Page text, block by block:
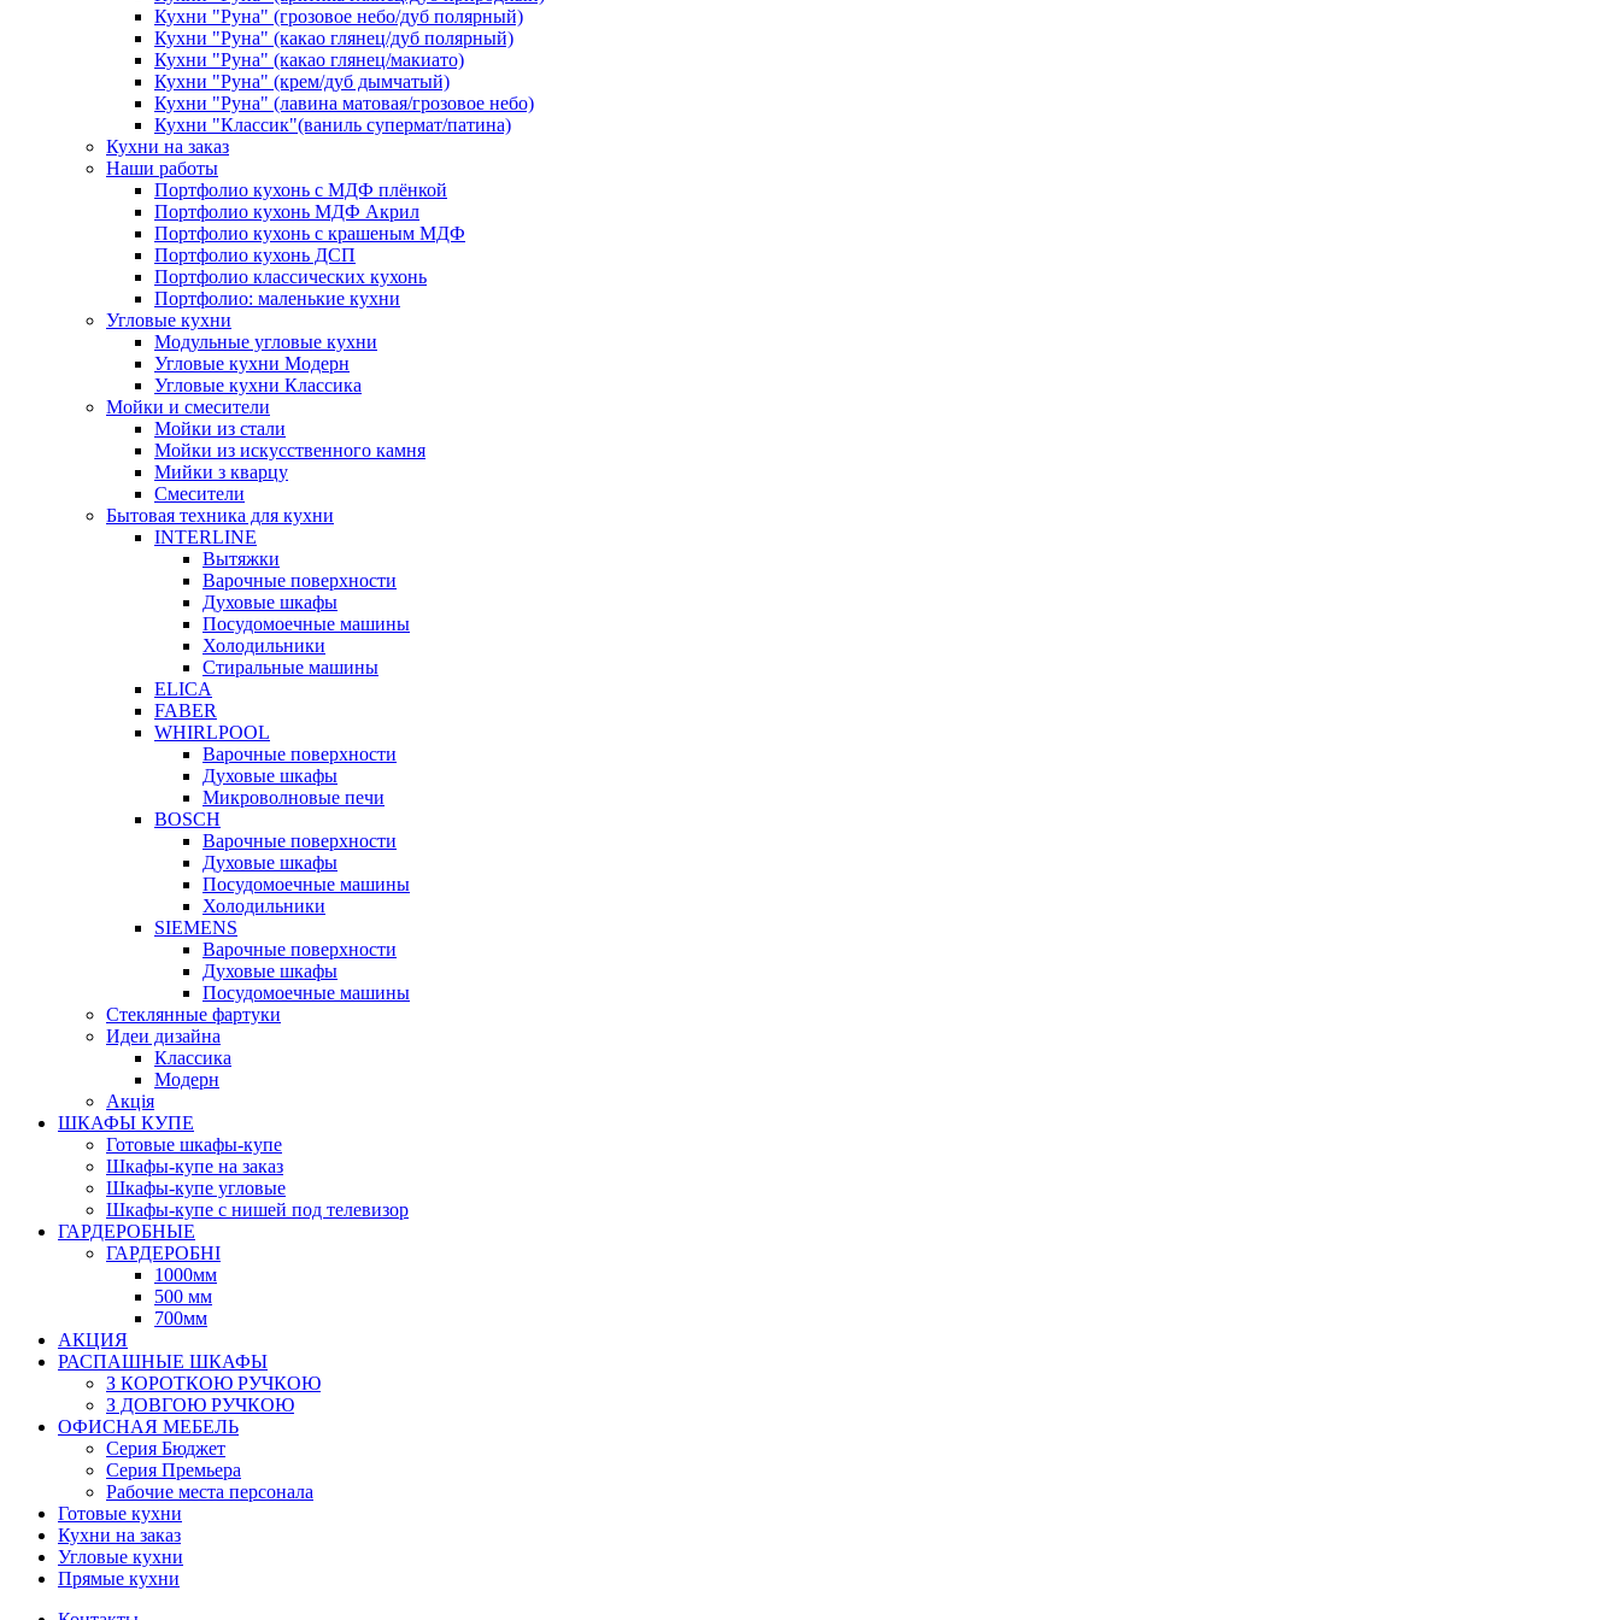
Кухни "Руна" (грозовое небо/дуб полярный)
Кухни "Руна" (какао глянец/дуб полярный)
Кухни "Руна" (какао глянец/макиато)
Кухни "Руна" (крем/дуб дымчатый)
Кухни "Руна" (лавина матовая/грозовое небо)
Кухни "Классик"(ваниль супермат/патина)
Кухни на заказ
Наши работы
Портфолио кухонь с МДФ плёнкой
Портфолио кухонь МДФ Акрил
Портфолио кухонь с крашеным МДФ
Портфолио кухонь ДСП
Портфолио классических кухонь
Портфолио: маленькие кухни
Угловые кухни
Модульные угловые кухни
Угловые кухни Модерн
Угловые кухни Классика
Мойки и смесители
Мойки из стали
Мойки из искусственного камня
Мийки з кварцу
Смесители
Бытовая техника для кухни
INTERLINE
Вытяжки
Варочные поверхности
Духовые шкафы
Посудомоечные машины
Холодильники
Стиральные машины
ELICA
FABER
WHIRLPOOL
Варочные поверхности
Духовые шкафы
Микроволновые печи
BOSCH
Варочные поверхности
Духовые шкафы
Посудомоечные машины
Холодильники
SIEMENS
Варочные поверхности
Духовые шкафы
Посудомоечные машины
Стеклянные фартуки
Идеи дизайна
Класcика
Модерн
Акція
ШКАФЫ КУПЕ
Готовые шкафы-купе
Шкафы-купе на заказ
Шкафы-купе угловые
Шкафы-купе с нишей под телевизор
ГАРДЕРОБНЫЕ
ГАРДЕРОБНІ
1000мм
500 мм
700мм
АКЦИЯ
РАСПАШНЫЕ ШКАФЫ
З КОРОТКОЮ РУЧКОЮ
З ДОВГОЮ РУЧКОЮ
ОФИСНАЯ МЕБЕЛЬ
Серия Бюджет
Серия Премьера
Рабочие места персонала
Готовые кухни
Кухни на заказ
Угловые кухни
Прямые кухни